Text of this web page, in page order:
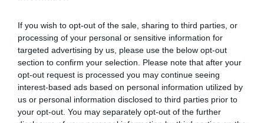
If you wish to opt-out of the sale, sharing to third parties, or
processing of your personal or sensitive information for
targeted advertising by us, please use the below opt-out
section to confirm your selection. Please note that after your
opt-out request is processed you may continue seeing
interest-based ads based on personal information utilized by
us or personal information disclosed to third parties prior to
your opt-out. You may separately opt-out of the further
està encara fragmentada a la UE.
Si els milers de bancs existents a la Unió
poguessin treballar en tot el territori, sense les
traves burocràtiques dels estats -que exigeixen
diferents rasers per mesurar el risc- la cosa se